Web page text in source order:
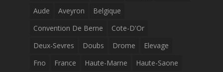
Aude
Aveyron
Belgique
Convention De Berne
Cote-D'Or
Deux-Sevres
Doubs Drome
Elevage
Fno
France Haute-Marne
Haute-Saone